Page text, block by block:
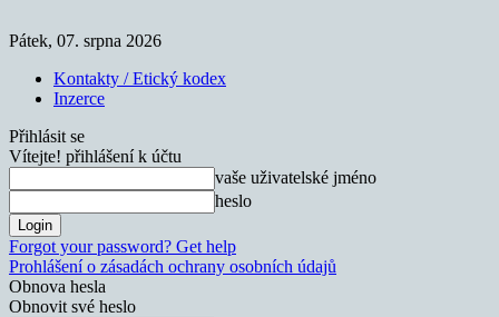
Pátek, 07. srpna 2026
Kontakty / Etický kodex
Inzerce
Přihlásit se
Vítejte! přihlášení k účtu
vaše uživatelské jméno
heslo
Forgot your password? Get help
Prohlášení o zásadách ochrany osobních údajů
Obnova hesla
Obnovit své heslo